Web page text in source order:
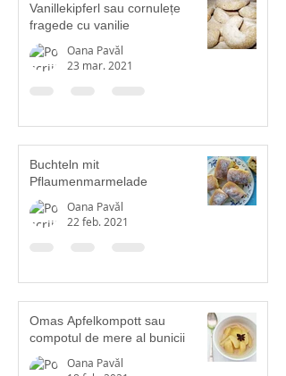
Vanillekipferl sau cornulețe
fragede cu vanilie
Oana Pavăl
23 mar. 2021
Buchteln mit
Pflaumenmarmelade
Oana Pavăl
22 feb. 2021
Omas Apfelkompott sau
compotul de mere al bunicii
Oana Pavăl